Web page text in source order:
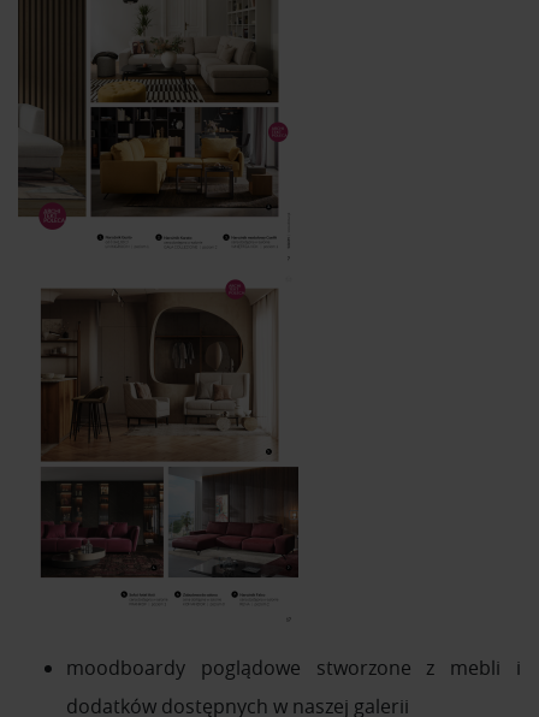
moodboardy poglądowe stworzone z mebli i
dodatków dostępnych w naszej galerii